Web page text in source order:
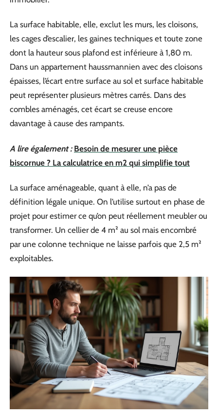
La surface habitable, elle, exclut les murs, les cloisons,
les cages d’escalier, les gaines techniques et toute zone
dont la hauteur sous plafond est inférieure à 1,80 m.
Dans un appartement haussmannien avec des cloisons
épaisses, l’écart entre surface au sol et surface habitable
peut représenter plusieurs mètres carrés. Dans des
combles aménagés, cet écart se creuse encore
davantage à cause des rampants.
A lire également : Besoin de mesurer une pièce
biscornue ? La calculatrice en m2 qui simplifie tout
La surface aménageable, quant à elle, n’a pas de
définition légale unique. On l’utilise surtout en phase de
projet pour estimer ce qu’on peut réellement meubler ou
transformer. Un cellier de 4 m² au sol mais encombré
par une colonne technique ne laisse parfois que 2,5 m²
exploitables.